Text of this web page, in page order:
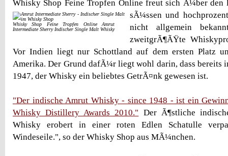
Whisky Shop Feine Tropfen Online freut sich Ã¼ber den
sÃ¼ssen und
Whisky Shop Feine Tropfen Online Amrut
Intermediate Sherry Indischer Single Malt Whisky
nicht allgemein
zweitgrÃ¶ÃŸte
Vor Indien liegt nur Schottland auf dem ersten Platz
Amerika. Der Grund dafÃ¼r liegt wohl darin, dass bereits
1947, der Whisky ein beliebtes GetrÃ¤nk gewesen ist.
"Der indische Amrut Whisky - since 1948 - ist ein
Whisky Distillery Awards 2010." Der Ã¶stliche
Whisky erobert in einer roten Edlen Schatulle
Windeseile.", so der Whisky Shop aus MÃ¼nchen.